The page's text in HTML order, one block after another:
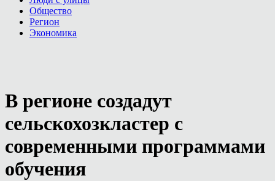
Общество
Регион
Экономика
В регионе создадут
сельскохозкластер с
современными программами
обучения